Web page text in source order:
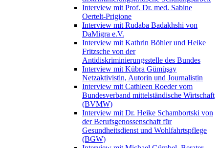
Interview mit Prof. Dr. med. Sabine
Oertelt-Prigione
Interview mit Rudaba Badakhshi von
DaMigra e.V.
Interview mit Kathrin Böhler und Heike
Fritzsche von der
Antidiskriminierungsstelle des Bundes
Interview mit Kübra Gümüşay
Netzaktivistin, Autorin und Journalistin
Interview mit Cathleen Roeder vom
Bundesverband mittelständische Wirtschaft
(BVMW)
Interview mit Dr. Heike Schambortski von
der Berufsgenossenschaft für
Gesundheitsdienst und Wohlfahrtspflege
(BGW)